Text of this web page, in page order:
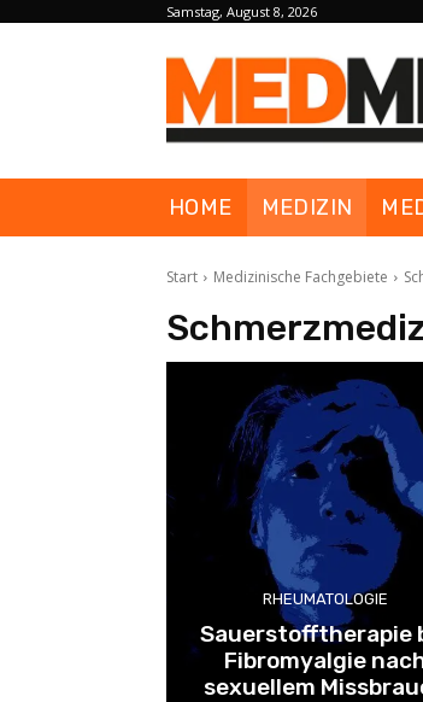
Samstag, August 8, 2026
HOME MEDIZIN
Start Medizinische Fachgebiete
RHEUMATOLOGIE
Sauerstofftherapie
Fibromyalgie
sexuellem